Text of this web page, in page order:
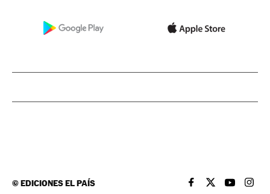
©EDICIONES EL PAÍS EL PAÍS BRASIL EN
EL PAÍSEL PAÍS
EL